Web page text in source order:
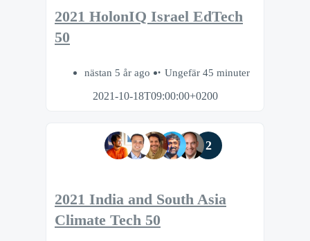
2021 HolonIQ Israel EdTech
50
nästan 5 år ago
Ungefär 45 minuter
2021-10-18T09:00:00+0200
2
2021 India and South Asia
Climate Tech 50